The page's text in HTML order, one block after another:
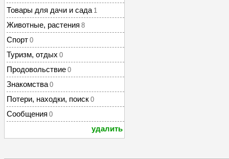
Товары для дачи и сада 1
Животные, растения 8
Спорт 0
Туризм, отдых 0
Продовольствие 0
Знакомства 0
Потери, находки, поиск 0
Сообщения 0
удалить